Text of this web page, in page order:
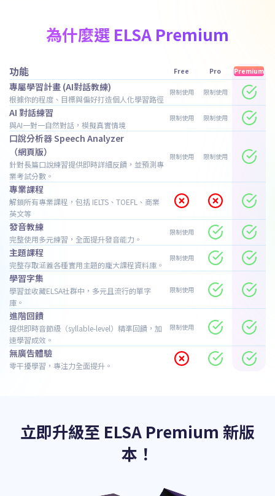
為什麼選 ELSA Premium
功能 Free Pro Premium
專屬學習計畫 (AI對話教練)
根據你的程度、目標與偏好打造個人化學習路徑
限制使用 限制使用
AI 對話練習
與AI一對一自然對話，模擬真實情境
限制使用 限制使用
口說分析器 Speech Analyzer
（網頁版）
針對長篇口說練習提供即時詳細反饋，並預測專
業考試分數。
限制使用 限制使用
專業課程
解鎖所有專業課程，包括 IELTS、TOEFL、商業
英文等
發音教練
完整使用多元練習，全面提升發音能力。
限制使用
主題課程
完整存取涵蓋各種實用主題的龐大課程資料庫。
限制使用
學習字集
學習並收藏ELSA社群中，多元且流行的單字
庫。
限制使用
進階回饋
提供即時音節級（syllable-level）精準回饋，加
速學習成效。
限制使用
無廣告體驗
零干擾學習，專注力全面提升。
立即升級至 ELSA Premium 新版
本！